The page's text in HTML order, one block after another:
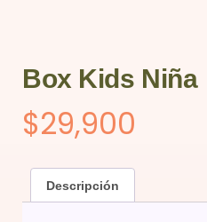
Box Kids Niña
$29,900
Descripción